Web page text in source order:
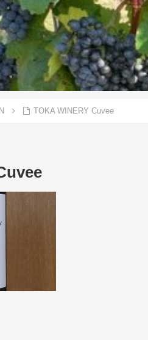
TOKA WINERY Cuvee